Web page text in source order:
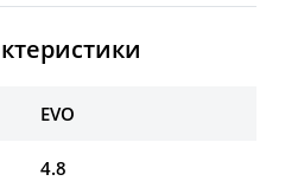
EVO
4.8